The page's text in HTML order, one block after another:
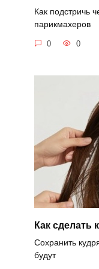
Как подстричь
парикмахеров
0 0
Как сделать
Сохранить
будут